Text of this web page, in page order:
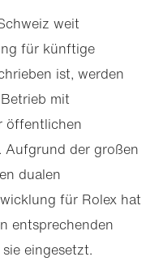
weit
für künftige
ist, werden
mit
öffentlichen
der großen
dualen
für Rolex hat
entsprechenden
eingesetzt.